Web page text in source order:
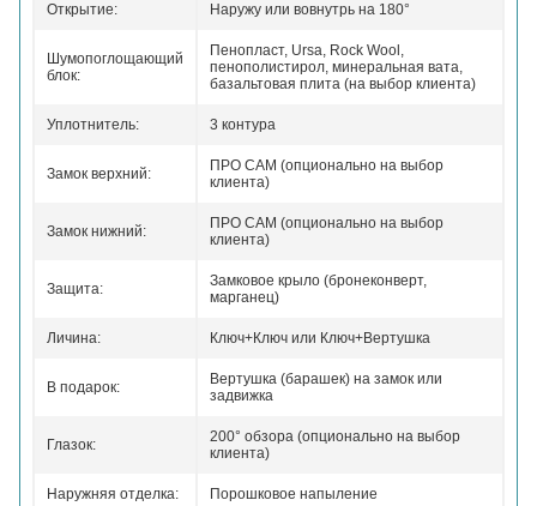
Открытие: Наружу или вовнутрь на 180°
Шумопоглощающий
блок:
Пенопласт, Ursa, Rock Wool,
пенополистирол, минеральная вата,
базальтовая плита (на выбор клиента)
Уплотнитель: 3 контура
Замок верхний:
ПРО САМ (опционально на выбор
клиента)
Замок нижний:
ПРО САМ (опционально на выбор
клиента)
Защита:
Замковое крыло (бронеконверт,
марганец)
Личина: Ключ+Ключ или Ключ+Вертушка
В подарок:
Вертушка (барашек) на замок или
задвижка
Глазок:
200° обзора (опционально на выбор
клиента)
Наружняя отделка: Порошковое напыление